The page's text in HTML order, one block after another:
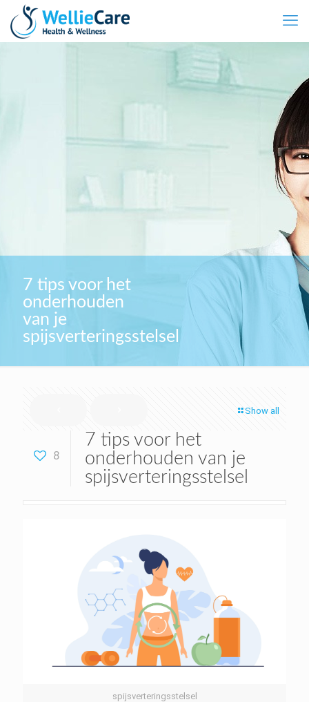
7 tips voor het
onderhouden
van je
spijsverteringsstelsel
Show all
8
7 tips voor het
onderhouden van je
spijsverteringsstelsel
spijsverteringsstelsel